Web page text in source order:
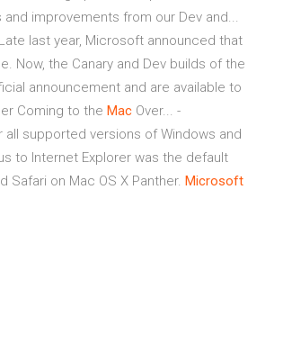
improvements from our Dev and...
last year, Microsoft announced that
Now, the Canary and Dev builds of the
announcement and are available to
Coming to the Mac Over... -
supported versions of Windows and
to Internet Explorer was the default
on Mac OS X Panther. Microsoft